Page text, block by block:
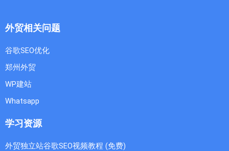
外贸相关问题
谷歌SEO优化
郑州外贸
WP建站
Whatsapp
学习资源
外贸独立站谷歌SEO视频教程 (免费)